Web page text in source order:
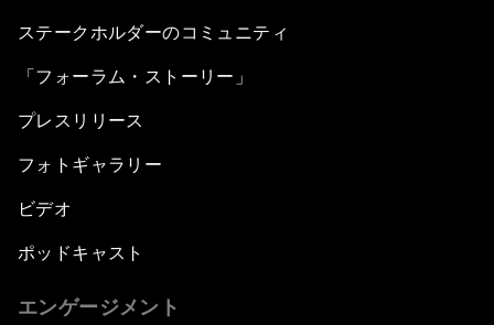
ステークホルダーのコミュニティ
「フォーラム・ストーリー」
プレスリリース
フォトギャラリー
ビデオ
ポッドキャスト
エンゲージメント